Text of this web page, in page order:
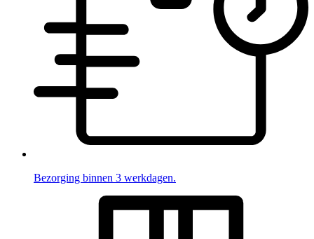
Bezorging binnen 3 werkdagen.